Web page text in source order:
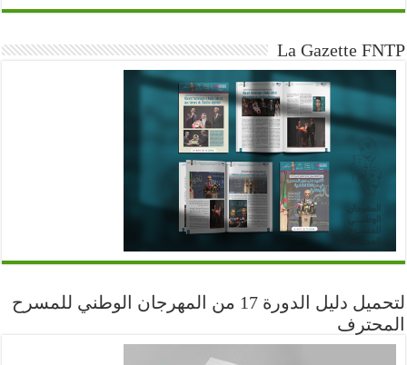
La Gazette FNTP
لتحميل دليل الدورة 17 من المهرجان الوطني للمسرح
المحترف